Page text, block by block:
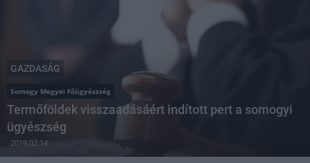
GAZDASÁG
Somogy Megyei Főügyészség
Termőföldek visszaadásáért indított pert a somogyi
ügyészség
2019.02.14